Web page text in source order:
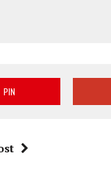
PIN